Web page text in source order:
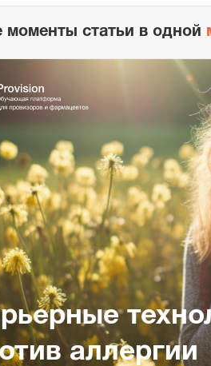
моменты статьи в одной
аллергии